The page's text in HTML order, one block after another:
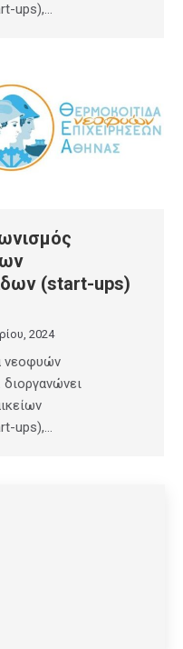
ups),…
(start-ups)
2024
νεοφυών
ups),…